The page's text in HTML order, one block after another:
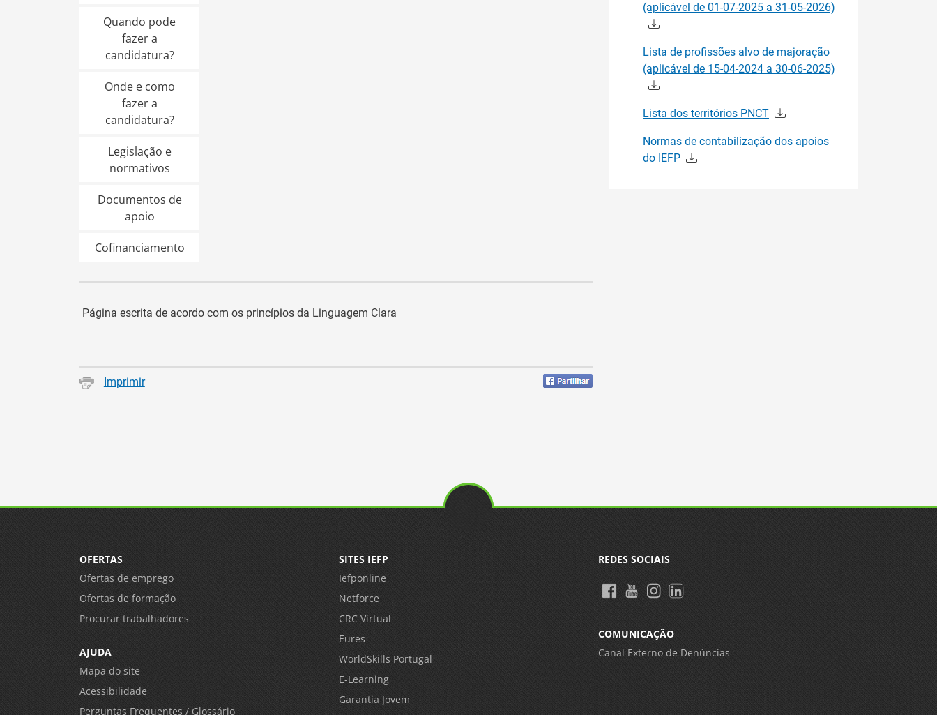
Quando pode
fazer a
candidatura?
Onde e como
fazer a
candidatura?
Legislação e
normativos
Documentos de
apoio
Cofinanciamento
Página escrita de acordo com os princípios da Linguagem Clara
Imprimir
(aplicável de 01-07-2025 a 31-05-2026)
Lista de profissões alvo de majoração
(aplicável de 15-04-2024 a 30-06-2025)
Lista dos territórios PNCT
Normas de contabilização dos apoios
do IEFP
OFERTAS
Ofertas de emprego
Ofertas de formação
Procurar trabalhadores
AJUDA
Mapa do site
Acessibilidade
Perguntas Frequentes / Glossário
SITES IEFP
Iefponline
Netforce
CRC Virtual
Eures
WorldSkills Portugal
E-Learning
Garantia Jovem
REDES SOCIAIS
COMUNICAÇÃO
Canal Externo de Denúncias